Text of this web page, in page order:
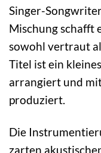
Singer-
Mischung schafft
sowohl vertraut
Titel ist ein
arrangiert und
produziert.
Die
zarten